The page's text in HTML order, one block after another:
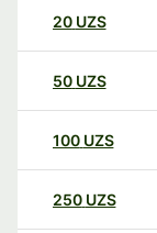
20 UZS
50 UZS
100 UZS
250 UZS